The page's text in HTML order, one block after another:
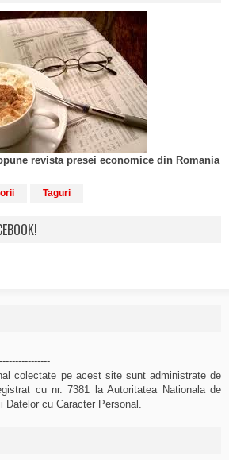
revista presei economice din Romania
Taguri
colectate pe acest site sunt administrate de
cu nr. 7381 la Autoritatea Nationala de
Datelor cu Caracter Personal.